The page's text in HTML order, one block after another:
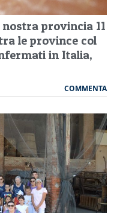
provincia 11
le province col
in Italia,
COMMENTA